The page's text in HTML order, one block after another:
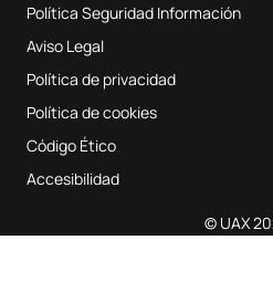
Mapa del sitio web
© UAX
Política Seguridad Información
Aviso Legal
Política de privacidad
Política de cookies
Código Ético
Accesibilidad